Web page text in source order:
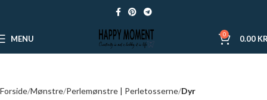
MENU 0 0.00
Forside Mønstre Perlemønstre | Perletosserne Dyr